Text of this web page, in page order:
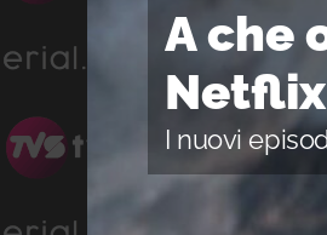
A che
I nuovi